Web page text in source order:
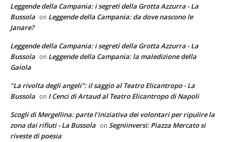
Leggende della Campania: i segreti della Grotta Azzurra - La
Bussola on Leggende della Campania: da dove nascono le
Janare?
Leggende della Campania: i segreti della Grotta Azzurra - La
Bussola on Leggende della Campania: la maledizione della
Gaiola
"La rivolta degli angeli": il saggio al Teatro Elicantropo - La
Bussola on I Cenci di Artaud al Teatro Elicantropo di Napoli
Scogli di Mergellina: parte l'iniziativa dei volontari per ripulire la
zona dai rifiuti - La Bussola on Segniinversi: Piazza Mercato si
riveste di poesia